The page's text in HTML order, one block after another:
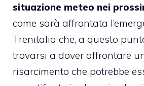
situazione meteo nei
come sarà affrontata
Trenitalia che, a questo
trovarsi a dover affrontare
risarcimento che potrebbe